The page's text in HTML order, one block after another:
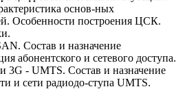
основ-ных
Особенности построения ЦСК.
Состав и назначение
абонентского и сетевого доступа.
3G - UMTS. Состав и назначение
и сети радиодо-ступа UMTS.